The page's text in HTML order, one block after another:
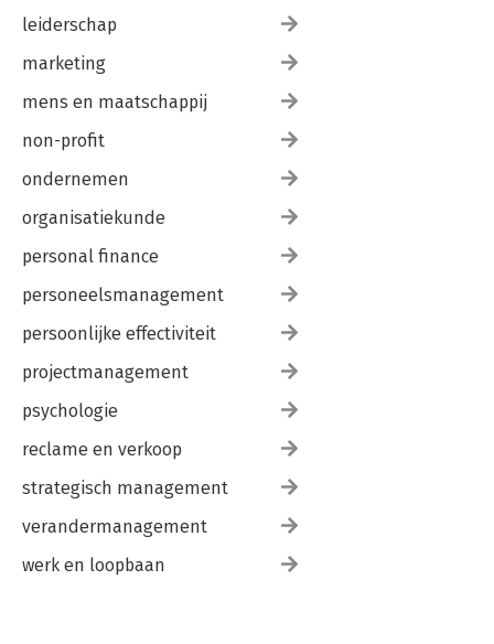
leiderschap
marketing
mens en maatschappij
non-profit
ondernemen
organisatiekunde
personal finance
personeelsmanagement
persoonlijke effectiviteit
projectmanagement
psychologie
reclame en verkoop
strategisch management
verandermanagement
werk en loopbaan